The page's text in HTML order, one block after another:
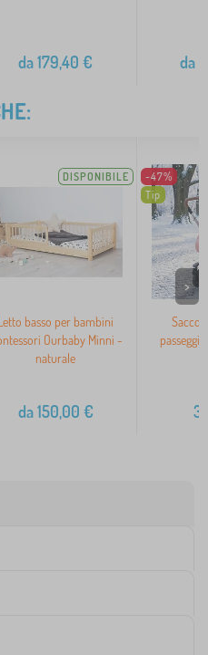
da179,40 € da
DISPONIBILE
basso per bambini
Ourbaby Minni -
naturale
da150,00 €
-47%
Tip
Sacco
>